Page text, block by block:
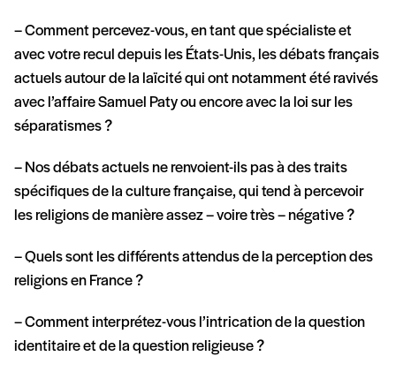
– Comment percevez-vous, en tant que spécialiste et
avec votre recul depuis les États-Unis, les débats français
actuels autour de la laïcité qui ont notamment été ravivés
avec l’affaire Samuel Paty ou encore avec la loi sur les
séparatismes ?
– Nos débats actuels ne renvoient-ils pas à des traits
spécifiques de la culture française, qui tend à percevoir
les religions de manière assez – voire très – négative ?
– Quels sont les différents attendus de la perception des
religions en France ?
– Comment interprétez-vous l’intrication de la question
identitaire et de la question religieuse ?